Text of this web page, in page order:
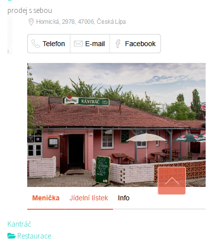
prodej s sebou
Kantráč
Restaurace